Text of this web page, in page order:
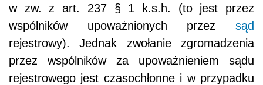
w zw. z art. 237 § 1 k.s.h. (to jest przez
wspólników upoważnionych przez sąd
rejestrowy). Jednak zwołanie zgromadzenia
przez wspólników za upoważnieniem sądu
rejestrowego jest czasochłonne i w przypadku